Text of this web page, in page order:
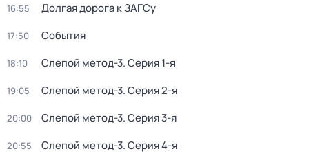
16:55 Долгая дорога к ЗАГСу
17:50 События
18:10 Слепой метод-3. Серия 1-я
19:05 Слепой метод-3. Серия 2-я
20:00 Слепой метод-3. Серия 3-я
20:55 Слепой метод-3. Серия 4-я